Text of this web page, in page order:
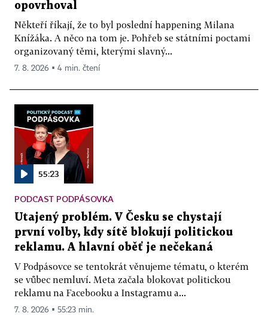
opovrhoval
Někteří říkají, že to byl poslední happening Milana
Knížáka. A něco na tom je. Pohřeb se státními poctami
organizovaný těmi, kterými slavný...
7. 8. 2026 ▪ 4 min. čtení
55:23
PODCAST PODPÁSOVKA
Utajený problém. V Česku se chystají
první volby, kdy sítě blokují politickou
reklamu. A hlavní oběť je nečekaná
V Podpásovce se tentokrát věnujeme tématu, o kterém
se vůbec nemluví. Meta začala blokovat politickou
reklamu na Facebooku a Instagramu a...
7. 8. 2026 ▪ 55:23 min.